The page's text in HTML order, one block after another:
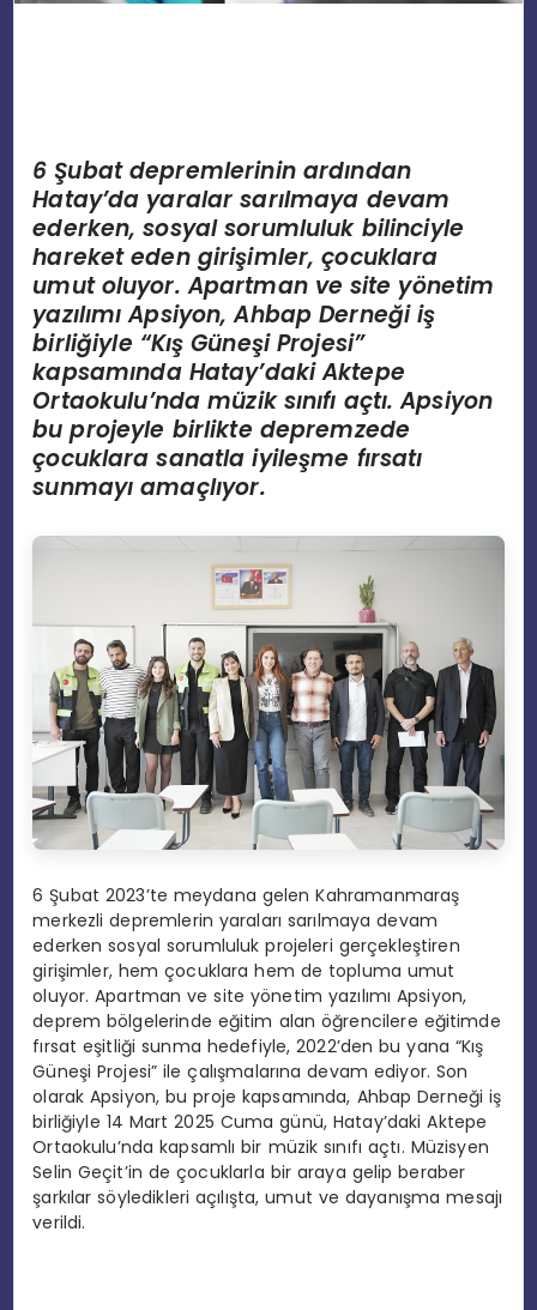
6 Şubat depremlerinin ardından
Hatay’da yaralar sarılmaya devam
ederken, sosyal sorumluluk bilinciyle
hareket eden girişimler, çocuklara
umut oluyor. Apartman ve site yönetim
yazılımı Apsiyon, Ahbap Derneği iş
birliğiyle “Kış Güneşi Projesi”
kapsamında Hatay’daki Aktepe
Ortaokulu’nda müzik sınıfı açtı. Apsiyon
bu projeyle birlikte depremzede
çocuklara sanatla iyileşme fırsatı
sunmayı amaçlıyor.
6 Şubat 2023’te meydana gelen Kahramanmaraş
merkezli depremlerin yaraları sarılmaya devam
ederken sosyal sorumluluk projeleri gerçekleştiren
girişimler, hem çocuklara hem de topluma umut
oluyor. Apartman ve site yönetim yazılımı Apsiyon,
deprem bölgelerinde eğitim alan öğrencilere eğitimde
fırsat eşitliği sunma hedefiyle, 2022’den bu yana “Kış
Güneşi Projesi” ile çalışmalarına devam ediyor. Son
olarak Apsiyon, bu proje kapsamında, Ahbap Derneği iş
birliğiyle 14 Mart 2025 Cuma günü, Hatay’daki Aktepe
Ortaokulu’nda kapsamlı bir müzik sınıfı açtı. Müzisyen
Selin Geçit’in de çocuklarla bir araya gelip beraber
şarkılar söyledikleri açılışta, umut ve dayanışma mesajı
verildi.